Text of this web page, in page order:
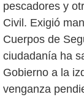
pescadores y
Civil. Exigió
Cuerpos de
ciudadanía ha
Gobierno a la
venganza